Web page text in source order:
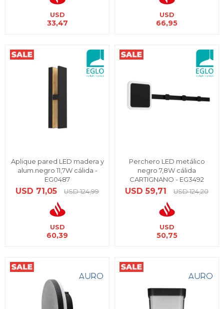
USD
33,47
USD
66,95
Aplique pared LED madera y
alum.negro 11,7W cálida -
EG0487
USD 71,05 USD 124,99
USD
60,39
Perchero LED metálico
negro 7,8W cálida
CARTIGNANO - EG3492
USD 59,71 USD 124,20
USD
50,75